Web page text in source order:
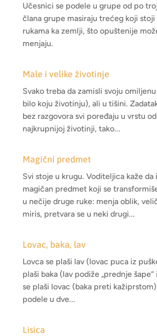
Učesnici se podele u grupe od po
člana grupe masiraju trećeg koji stoji
rukama ka zemlji, što opuštenije
menjaju.
Male i velike životinje
Svako treba da zamisli svoju
bilo koju životinju), ali u tišini.
bez razgovora svi poređaju u vrstu
najkrupnijoj životinji, tako...
Magični predmet
Svi stoje u krugu. Voditeljica kaže da
magičan predmet koji se
u nečije druge ruke: menja oblik,
miris, pretvara se u neki drugi...
Lovac, baka, lav
Lovca se plaši lav (lovac puca iz
plaši baka (lav podiže „prednje
se plaši lovac (baka preti
podele u dve...
Lisica